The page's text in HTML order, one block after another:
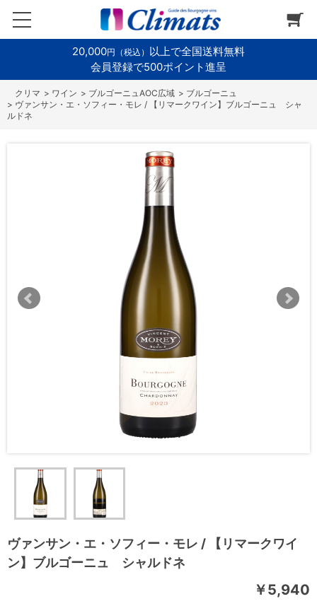
20,000円（税込） 以上で全国送料無料
会員登録で500ポイント進呈
> ワイン > ブルゴーニュAOC広域 > ブルゴーニュ
> ヴァンサン・エ・ソフィー・モレ / 【リマークワイン】ブルゴーニュ シャ
ルドネ
ヴァンサン・エ・ソフィー・モレ / 【リマークワイ
ン】ブルゴーニュ シャルドネ
￥5,940